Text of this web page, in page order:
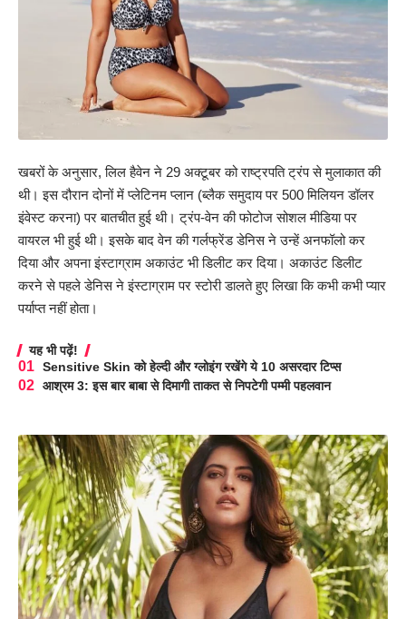
खबरों के अनुसार, लिल हैवेन ने 29 अक्टूबर को राष्ट्रपति ट्रंप से मुलाकात की
थी। इस दौरान दोनों में प्लेटिनम प्लान (ब्लैक समुदाय पर 500 मिलियन डॉलर
इंवेस्ट करना) पर बातचीत हुई थी। ट्रंप-वेन की फोटोज सोशल मीडिया पर
वायरल भी हुई थी। इसके बाद वेन की गर्लफ्रेंड डेनिस ने उन्हें अनफॉलो कर
दिया और अपना इंस्टाग्राम अकाउंट भी डिलीट कर दिया। अकाउंट डिलीट
करने से पहले डेनिस ने इंस्टाग्राम पर स्टोरी डालते हुए लिखा कि कभी कभी प्यार
पर्याप्त नहीं होता।
यह भी पढ़ें!
Sensitive Skin को हेल्दी और ग्लोइंग रखेंगे ये 10 असरदार टिप्स
आश्रम 3: इस बार बाबा से दिमागी ताकत से निपटेगी पम्मी पहलवान